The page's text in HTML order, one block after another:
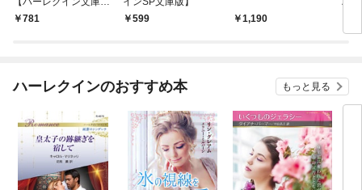
版】
￥781
￥599
￥1,190
ハーレクインのおすすめ本 もっと見る